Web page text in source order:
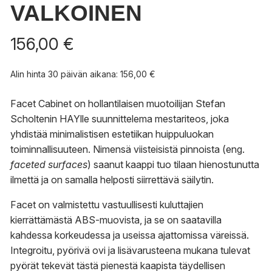
VALKOINEN
156,00 €
Alin hinta 30 päivän aikana: 156,00 €
Facet Cabinet on hollantilaisen muotoilijan Stefan
Scholtenin HAYlle suunnittelema mestariteos, joka
yhdistää minimalistisen estetiikan huippuluokan
toiminnallisuuteen. Nimensä viisteisistä pinnoista (eng.
faceted surfaces) saanut kaappi tuo tilaan hienostunutta
ilmettä ja on samalla helposti siirrettävä säilytin.
Facet on valmistettu vastuullisesti kuluttajien
kierrättämästä ABS-muovista, ja se on saatavilla
kahdessa korkeudessa ja useissa ajattomissa väreissä.
Integroitu, pyörivä ovi ja lisävarusteena mukana tulevat
pyörät tekevät tästä pienestä kaapista täydellisen